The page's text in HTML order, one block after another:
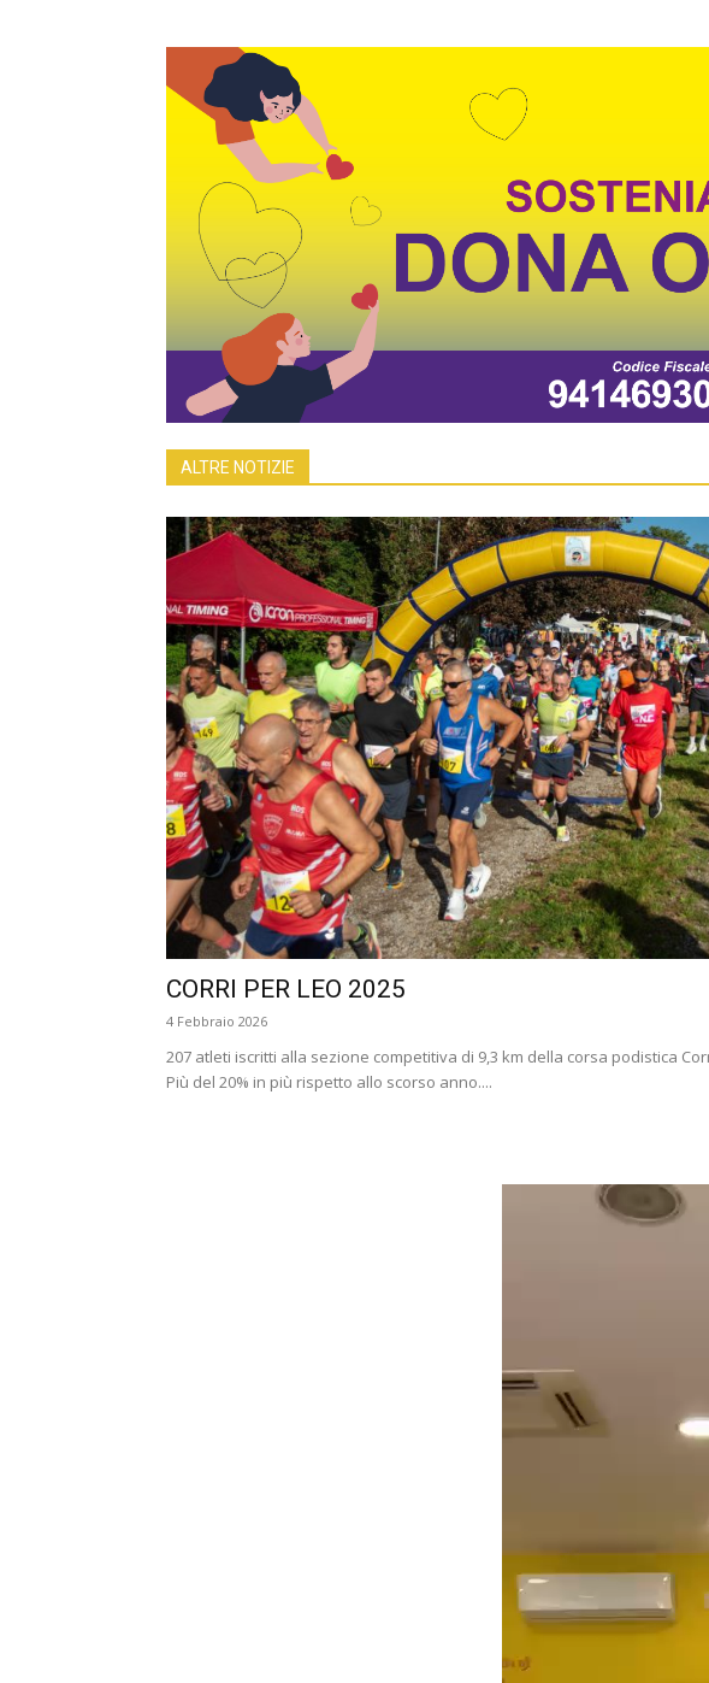
ALTRE NOTIZIE
CORRI PER LEO 2025
4 Febbraio 2026
207 atleti iscritti alla sezione competitiva di 9,3 km della corsa podistica
Più del 20% in più rispetto allo scorso anno....